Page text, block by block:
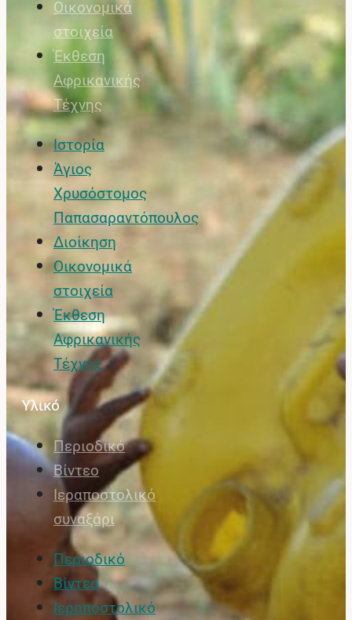
Οικονομικά
στοιχεία
Έκθεση
Αφρικανικής
Τέχνης
Ιστορία
Άγιος
Χρυσόστομος
Παπασαραντόπουλος
Διοίκηση
Οικονομικά
στοιχεία
Έκθεση
Αφρικανικής
Τέχνης
Υλικό
Περιοδικό
Βίντεο
Ιεραποστολικό
συναξάρι
Περιοδικό
Βίντεο
Ιεραποστολικό